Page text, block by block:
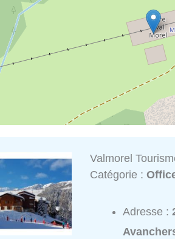
Valmorel
Catégorie :
Adresse :